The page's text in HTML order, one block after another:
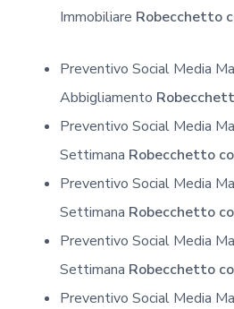
Immobiliare Robecchetto
Preventivo Social Media
Abbigliamento
Preventivo Social Media
Settimana Robecchetto
Preventivo Social Media
Settimana Robecchetto
Preventivo Social Media
Settimana Robecchetto
Preventivo Social Media